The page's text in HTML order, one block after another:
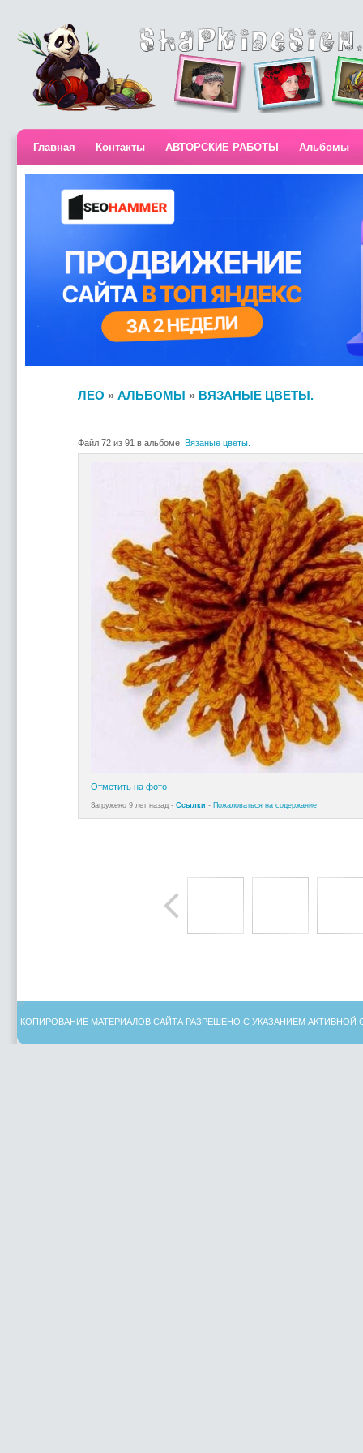
Главная Контакты АВТОРСКИЕ РАБОТЫ Альбомы
ЛЕО » АЛЬБОМЫ » ВЯЗАНЫЕ ЦВЕТЫ.
Файл 72 из 91 в альбоме: Вязаные цветы.
Отметить на фото
Загружено 9 лет назад - Ссылки - Пожаловаться на содержание
КОПИРОВАНИЕ МАТЕРИАЛОВ САЙТА РАЗРЕШЕНО С УКАЗАНИЕМ АКТИВНОЙ